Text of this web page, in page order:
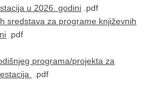
u 2026. godini .pdf
sredstava za programe književnih
.pdf
programa/projekta za
.pdf